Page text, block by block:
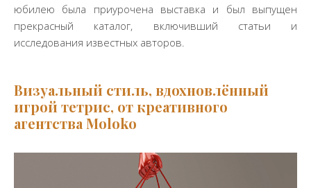
юбилею была приурочена выставка и был выпущен
прекрасный каталог, включивший статьи и
исследования известных авторов.
Визуальный стиль, вдохновлённый
игрой тетрис, от креативного
агентства Moloko